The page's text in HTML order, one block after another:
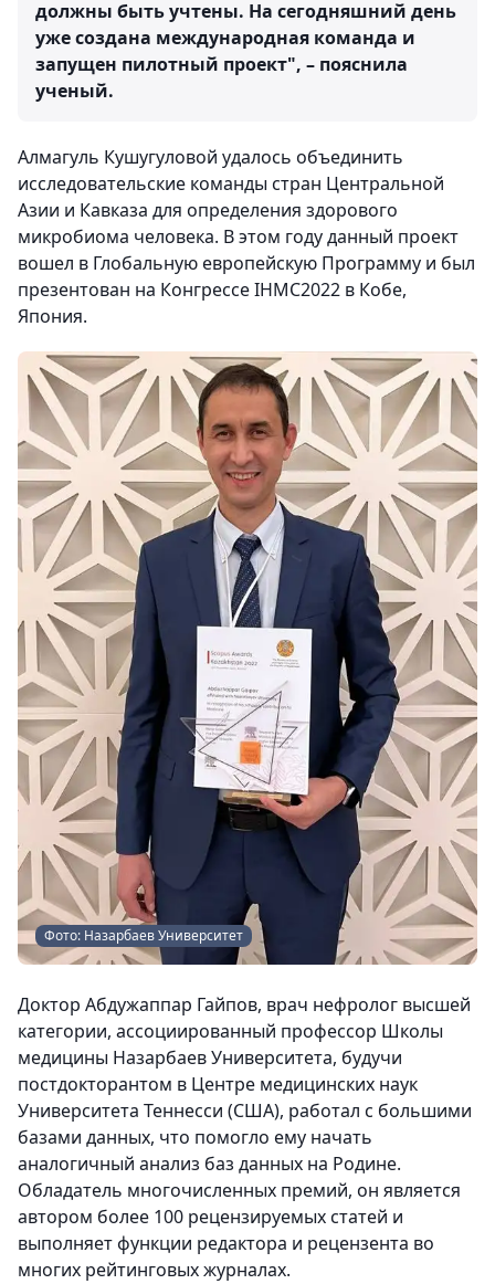
должны быть учтены. На сегодняшний день
уже создана международная команда и
запущен пилотный проект", – пояснила
ученый.
Алмагуль Кушугуловой удалось объединить
исследовательские команды стран Центральной
Азии и Кавказа для определения здорового
микробиома человека. В этом году данный проект
вошел в Глобальную европейскую Программу и был
презентован на Конгрессе IHMC2022 в Кобе,
Япония.
Фото: Назарбаев Университет
Доктор Абдужаппар Гайпов, врач нефролог высшей
категории, ассоциированный профессор Школы
медицины Назарбаев Университета, будучи
постдокторантом в Центре медицинских наук
Университета Теннесси (США), работал с большими
базами данных, что помогло ему начать
аналогичный анализ баз данных на Родине.
Обладатель многочисленных премий, он является
автором более 100 рецензируемых статей и
выполняет функции редактора и рецензента во
многих рейтинговых журналах.